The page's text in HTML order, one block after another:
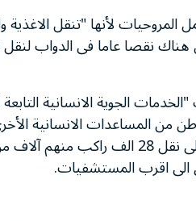
لأنها "تنقل الاغذية
نقصا عاما فى الدواب لنقل
من المساعدات الانسانية
اخرى) فى منطقة الزلزال اضافة الى
اقرب المستشفيات.